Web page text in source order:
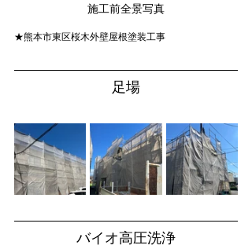
施工前全景写真
★熊本市東区桜木外壁屋根塗装工事
足場
バイオ高圧洗浄